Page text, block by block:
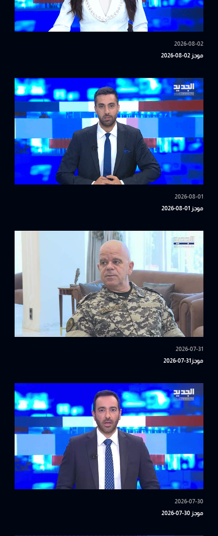
2026-08-02
موجز 02-08-2026
2026-08-01
موجز 01-08-2026
2026-07-31
موجز31-07-2026
2026-07-30
موجز 30-07-2026